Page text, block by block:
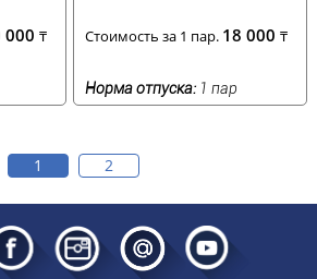
000 ₸ Стоимость за 1 пар. 18 000₸
Норма отпуска: 1 пар
1 2